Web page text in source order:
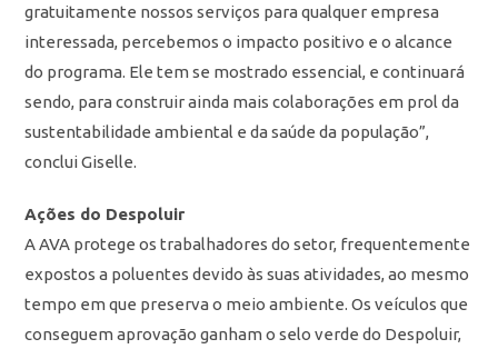
gratuitamente nossos serviços para qualquer empresa
interessada, percebemos o impacto positivo e o alcance
do programa. Ele tem se mostrado essencial, e continuará
sendo, para construir ainda mais colaborações em prol da
sustentabilidade ambiental e da saúde da população”,
conclui Giselle.
Ações do Despoluir
A AVA protege os trabalhadores do setor, frequentemente
expostos a poluentes devido às suas atividades, ao mesmo
tempo em que preserva o meio ambiente. Os veículos que
conseguem aprovação ganham o selo verde do Despoluir,